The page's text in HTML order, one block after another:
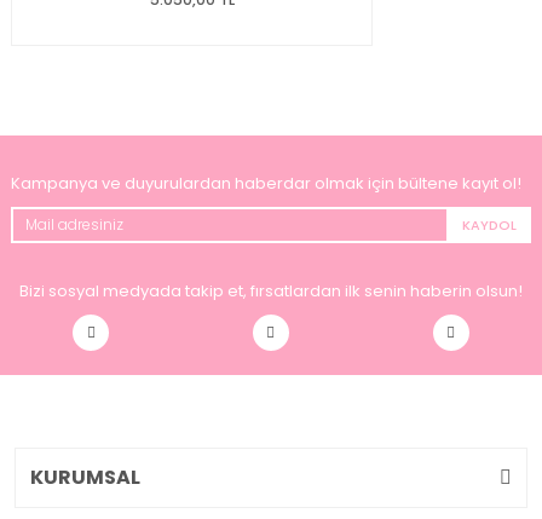
Kampanya ve duyurulardan haberdar olmak için bültene kayıt ol!
KAYDOL
Bizi sosyal medyada takip et, fırsatlardan ilk senin haberin olsun!
KURUMSAL